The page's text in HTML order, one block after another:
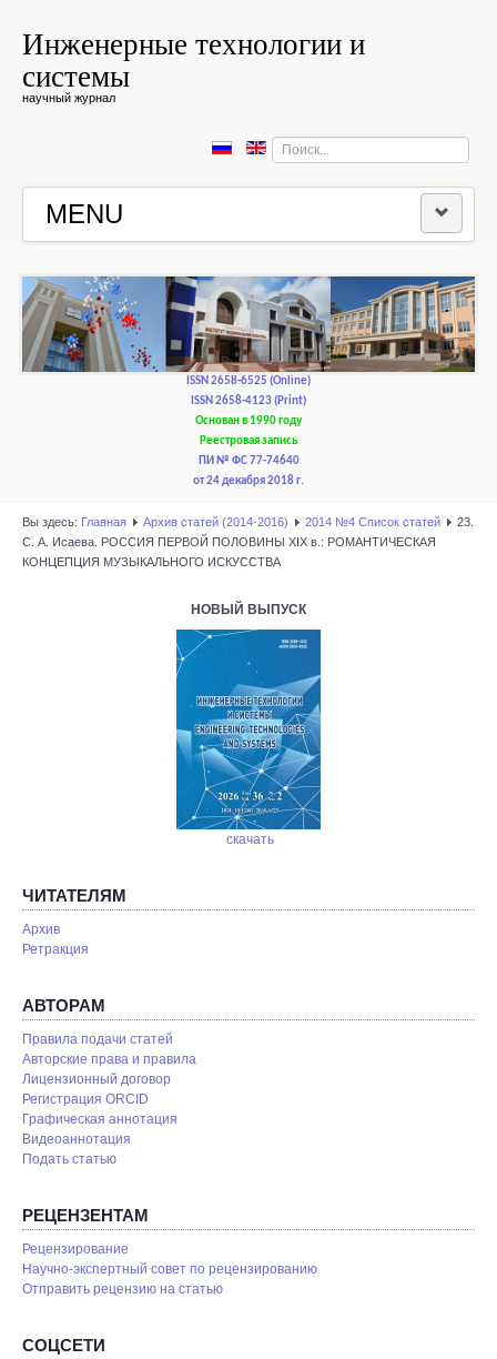
Инженерные технологии и
системы
научный журнал
Искать...
MENU
РЕДКОЛЛЕГИЯ
РЕДАКЦИОННАЯ ПОЛИТИКА И ЭТИКА
ISSN 2658-6525 (Online)
ISSN 2658-4123 (Print)
Основан в 1990 году
Реестровая запись
ПИ № ФС 77-74640
от 24 декабря 2018 г.
Вы здесь: Главная Архив статей (2014-2016) 2014 №4 Список статей
23.
С. А. Исаева. РОССИЯ ПЕРВОЙ ПОЛОВИНЫ XIX в.: РОМАНТИЧЕСКАЯ
КОНЦЕПЦИЯ МУЗЫКАЛЬНОГО ИСКУССТВА
НОВЫЙ ВЫПУСК
скачать
ЧИТАТЕЛЯМ
Архив
Ретракция
АВТОРАМ
Правила подачи статей
Авторские права и правила
Лицензионный договор
Регистрация ORCID
Графическая аннотация
Видеоаннотация
Подать статью
РЕЦЕНЗЕНТАМ
Рецензирование
Научно-экспертный совет по рецензированию
Отправить рецензию на статью
СОЦСЕТИ